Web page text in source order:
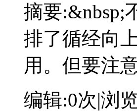
摘要:&nbsp;
排了循经向
用。但要注
编辑:0次|浏